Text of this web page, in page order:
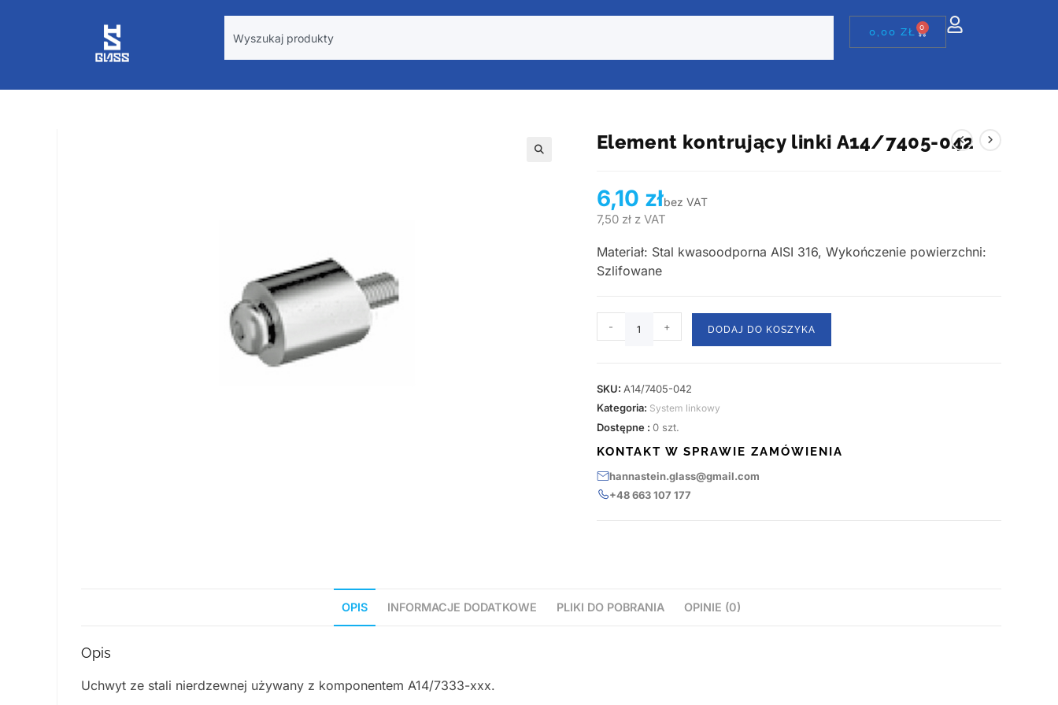
0,00ZŁ 0
Element kontrujący linki A14/7405-042
6,10 złbez VAT
7,50 złz VAT
Materiał: Stal kwasoodporna AISI 316, Wykończenie powierzchni:
Szlifowane
- + DODAJ DO KOSZYKA
SKU: A14/7405-042
Kategoria: System linkowy
Dostępne : 0 szt.
KONTAKT W SPRAWIE ZAMÓWIENIA
hannastein.glass@gmail.com
+48 663 107 177
OPIS INFORMACJE DODATKOWE PLIKI DO POBRANIA OPINIE (0)
Opis
Uchwyt ze stali nierdzewnej używany z komponentem A14/7333-xxx.